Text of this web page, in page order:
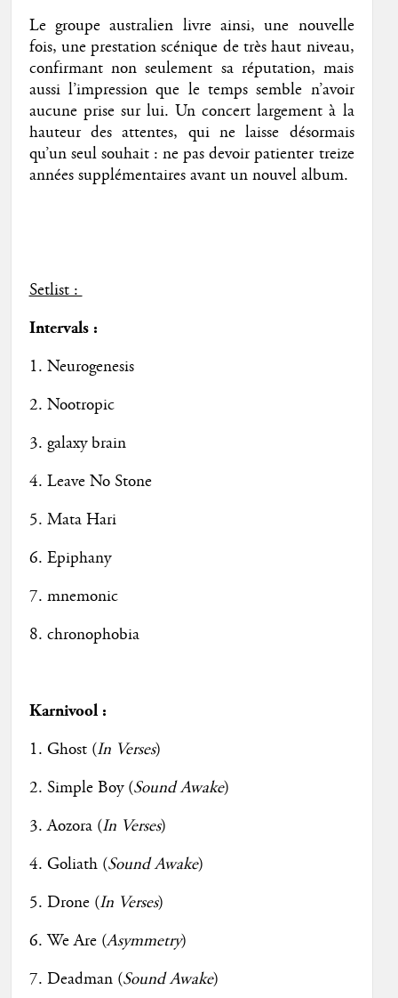
Le groupe australien livre ainsi, une nouvelle
fois, une prestation scénique de très haut niveau,
confirmant non seulement sa réputation, mais
aussi l’impression que le temps semble n’avoir
aucune prise sur lui. Un concert largement à la
hauteur des attentes, qui ne laisse désormais
qu’un seul souhait : ne pas devoir patienter treize
années supplémentaires avant un nouvel album.
Setlist :
Intervals :
1. Neurogenesis
2. Nootropic
3. galaxy brain
4. Leave No Stone
5. Mata Hari
6. Epiphany
7. mnemonic
8. chronophobia
Karnivool :
1. Ghost (In Verses)
2. Simple Boy (Sound Awake)
3. Aozora (In Verses)
4. Goliath (Sound Awake)
5. Drone (In Verses)
6. We Are (Asymmetry)
7. Deadman (Sound Awake)